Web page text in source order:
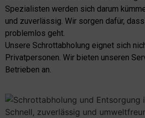
Spezialisten werden sich darum
und zuverlässig. Wir sorgen dafür,
problemlos geht.
Unsere Schrottabholung eignet sich
Privatpersonen. Wir bieten unseren
Betrieben an.